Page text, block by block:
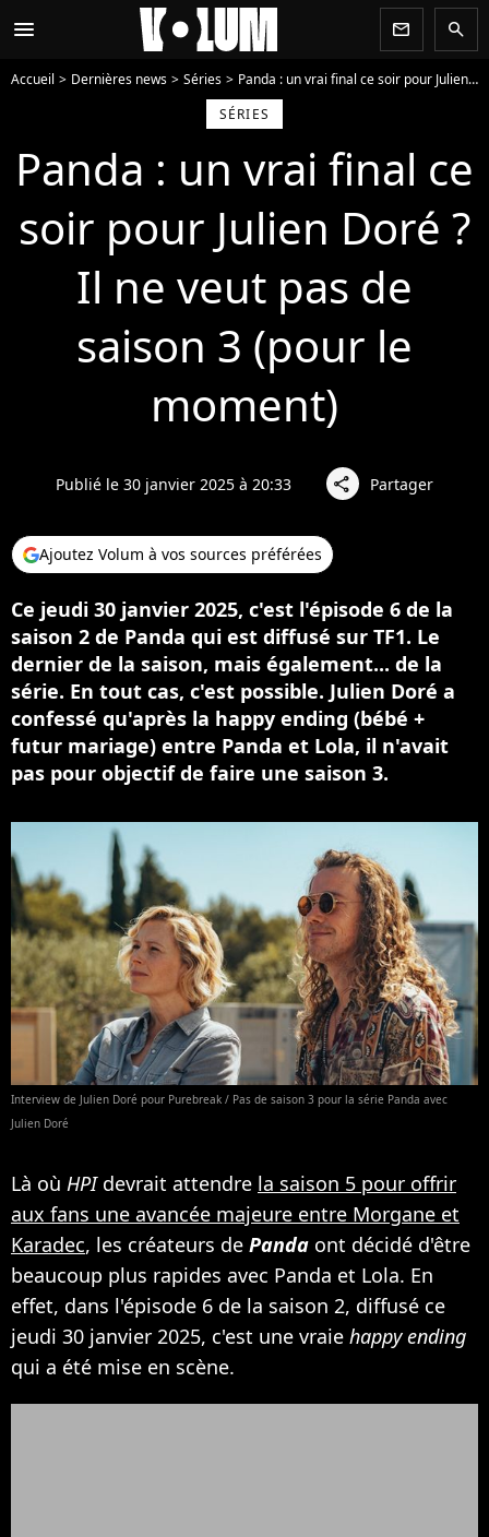
menu newsletter search
Accueil Dernières news Séries
Panda : un vrai final ce soir pour Julien Doré ? Il ne veut pas de saison 3 (pour le moment)
SÉRIES
Panda : un vrai final ce
soir pour Julien Doré ?
Il ne veut pas de
saison 3 (pour le
moment)
Publié le 30 janvier 2025 à 20:33 share Partager
Ajoutez Volum à vos sources préférées
Ce jeudi 30 janvier 2025, c'est l'épisode 6 de la
saison 2 de Panda qui est diffusé sur TF1. Le
dernier de la saison, mais également... de la
série. En tout cas, c'est possible. Julien Doré a
confessé qu'après la happy ending (bébé +
futur mariage) entre Panda et Lola, il n'avait
pas pour objectif de faire une saison 3.
Interview de Julien Doré pour Purebreak / Pas de saison 3 pour la série Panda avec
Julien Doré
Là où HPIdevrait attendre la saison 5 pour offrir
aux fans une avancée majeure entre Morgane et
Karadec, les créateurs de Panda ont décidé d'être
beaucoup plus rapides avec Panda et Lola. En
effet, dans l'épisode 6 de la saison 2, diffusé ce
jeudi 30 janvier 2025, c'est une vraie happy ending
qui a été mise en scène.